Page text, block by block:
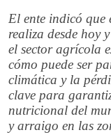
El ente indicó que
realiza desde hoy
el sector agrícola
cómo puede ser
climática y la
clave para
nutricional del
y arraigo en las